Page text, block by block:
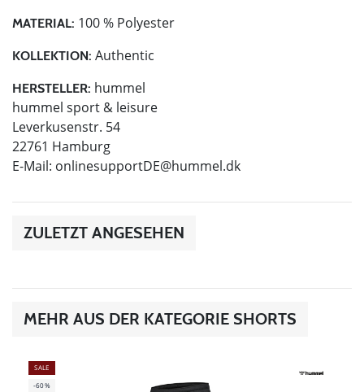
MATERIAL: 100 % Polyester
KOLLEKTION: Authentic
HERSTELLER: hummel
hummel sport & leisure
Leverkusenstr. 54
22761 Hamburg
E-Mail: onlinesupportDE@hummel.dk
ZULETZT ANGESEHEN
MEHR AUS DER KATEGORIE SHORTS
SALE
-60%